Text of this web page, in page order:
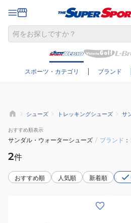
スポーツ・カテゴリ ブランド
さらに絞り
シューズ トレッキングシューズ サ
おすすめ順表示
サンダル・ウォーターシューズ / ブランド
2件
おすすめ順 人気順 新着順